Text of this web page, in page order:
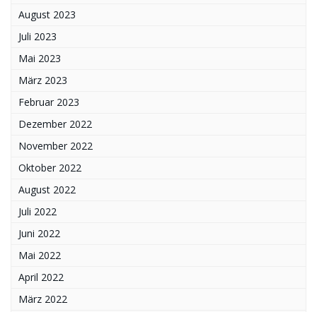
August 2023
Juli 2023
Mai 2023
März 2023
Februar 2023
Dezember 2022
November 2022
Oktober 2022
August 2022
Juli 2022
Juni 2022
Mai 2022
April 2022
März 2022